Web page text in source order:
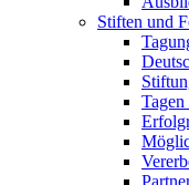
Stiften und